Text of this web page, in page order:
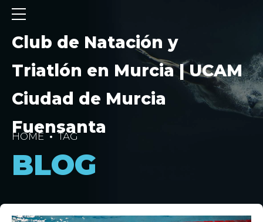
Club de Natación y
Triatlón en Murcia | UCAM
Ciudad de Murcia
Fuensanta
HOME TAG
BLOG